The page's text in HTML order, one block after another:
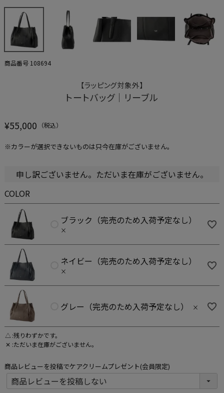
商品番号 108694
【ラッピング対象外】
トートバッグ｜リーブル
¥55,000
※カラーが選択できないものは只今在庫がございません。
申し訳ございません。ただいま在庫がございません。
COLOR
ブラック（完売のため入荷予定なし）
×
ネイビー（完売のため入荷予定なし）
×
グレー（完売のため入荷予定なし） ×
△ 残りわずかです。
✕ ただいま在庫がございません。
商品レビューを投稿でケアクリームプレゼント(会員限定)